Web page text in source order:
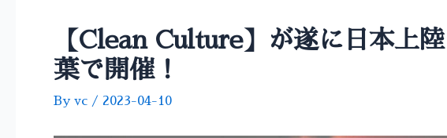
【Clean Culture】が遂に日本上
葉で開催！
By vc / 2023-04-10